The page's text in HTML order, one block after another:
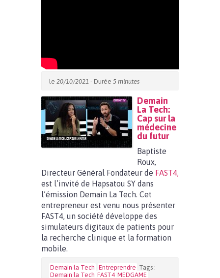
le 20/10/2021 - Durée 5 minutes
Demain
La Tech:
Cap sur la
médecine
du futur
Baptiste
Roux,
Directeur Général Fondateur de FAST4,
est l’invité de Hapsatou SY dans
l’émission Demain La Tech. Cet
entrepreneur est venu nous présenter
FAST4, un société développe des
simulateurs digitaux de patients pour
la recherche clinique et la formation
mobile.
Demain la Tech Entreprendre Tags :
Demain la Tech FAST4 MEDGAME